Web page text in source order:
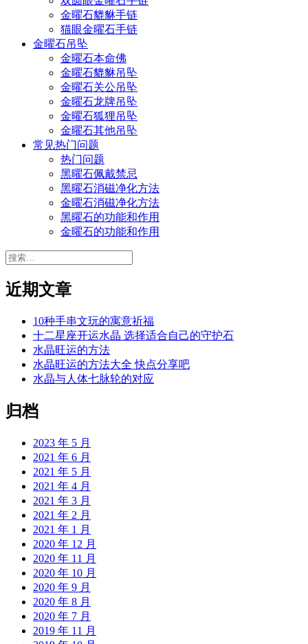
金曜石貔貅手链
猫眼金曜石手链
金曜石吊坠
金曜石本命佛
金曜石貔貅吊坠
金曜石关公吊坠
金曜石龙牌吊坠
金曜石狐狸吊坠
金曜石其他吊坠
常见热门问题
热门问题
黑曜石佩戴禁忌
黑曜石消磁净化方法
金曜石消磁净化方法
黑曜石的功能和作用
金曜石的功能和作用
搜
近期文章
10种手串文玩的寓意祈福
十二星座开运水晶 选择适合自己的守护石
水晶旺运的方法
水晶旺运的方法大全 快点分享吧
水晶与人体七脉轮的对应
归档
2023 年 5 月
2021 年 6 月
2021 年 5 月
2021 年 4 月
2021 年 3 月
2021 年 2 月
2021 年 1 月
2020 年 12 月
2020 年 11 月
2020 年 10 月
2020 年 9 月
2020 年 8 月
2020 年 7 月
2019 年 11 月